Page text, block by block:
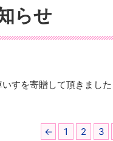
らせ
いすを寄贈して頂きました
← 1 2 3